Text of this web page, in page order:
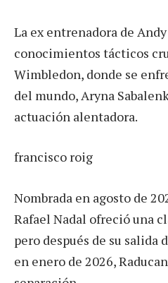
La ex entrenadora de
conocimientos tácticos
Wimbledon, donde se
del mundo, Aryna
actuación alentadora.
francisco roig
Nombrada en agosto de
Rafael Nadal ofreció una
pero después de su
en enero de 2026,